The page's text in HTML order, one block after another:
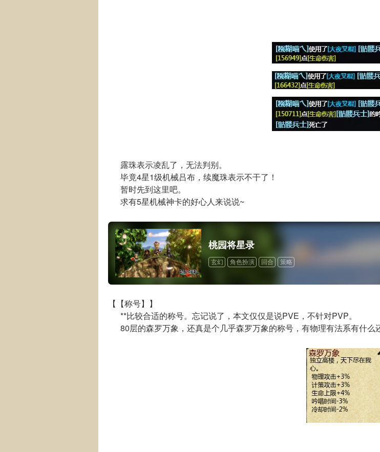
露珠表示凌乱了，无法判别。
毕竟4星1级机械吕布，续魔珠表示不干了！
暂时先到这里吧。
求有5星机械神卡的好心人来说说~
桃园将星录
玄幻 角色扮演 回合 策略
【【称号】】
**比较合适的称号。忘记说了，本文仅仅是说PVE，不针对PVP。
80层的森罗万象，还真是个几乎森罗万象的称号，有物理有法系有什么